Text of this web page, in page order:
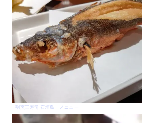
割烹三寿司 石垣島 メニュー